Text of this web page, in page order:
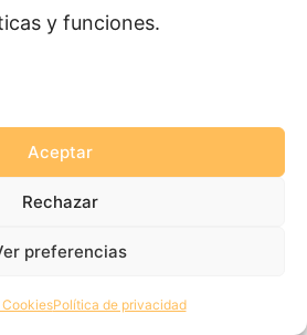
y funciones.
Aceptar
Rechazar
preferencias
Política de privacidad
& Preferir: Plans,